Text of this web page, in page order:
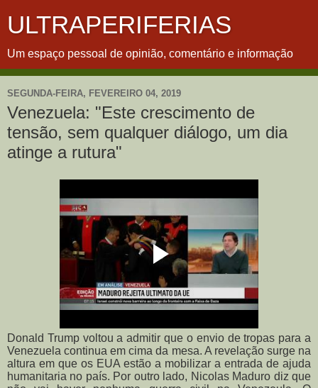
ULTRAPERIFERIAS
Um espaço pessoal de opinião, comentário e informação
SEGUNDA-FEIRA, FEVEREIRO 04, 2019
Venezuela: "Este crescimento de
tensão, sem qualquer diálogo, um dia
atinge a rutura"
Donald Trump voltou a admitir que o envio de tropas para a
Venezuela continua em cima da mesa. A revelação surge na
altura em que os EUA estão a mobilizar a entrada de ajuda
humanitaria no país. Por outro lado, Nicolas Maduro diz que